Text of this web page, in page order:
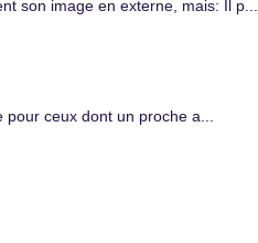
son image en externe, mais: Il p...
ceux dont un proche a...